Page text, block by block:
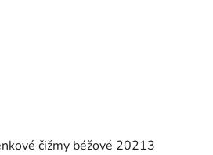
čižmy béžové 20213